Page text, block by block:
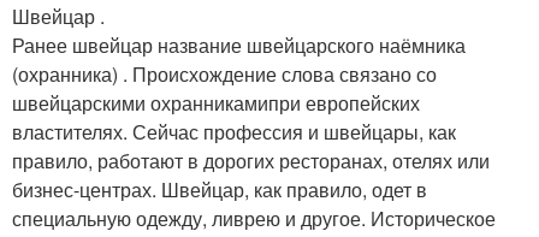
Швейцар .
Ранее швейцар название швейцарского наёмника
(охранника) . Происхождение слова связано со
швейцарскими охранникамипри европейских
властителях. Сейчас профессия и швейцары, как
правило, работают в дорогих ресторанах, отелях или
бизнес-центрах. Швейцар, как правило, одет в
специальную одежду, ливрею и другое. Историческое